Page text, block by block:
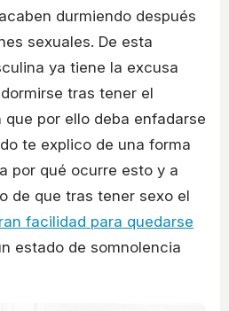
durmiendo después
sexuales. De esta
ya tiene la excusa
tras tener el
que por ello deba enfadarse
te explico de una forma
por qué ocurre esto y a
de que tras tener sexo el
facilidad para quedarse
estado de somnolencia